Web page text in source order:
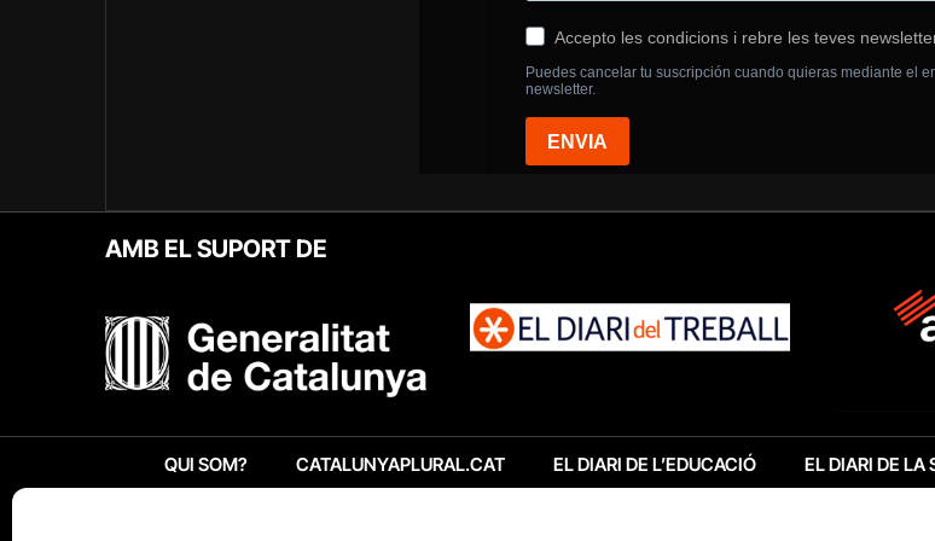
AMB EL SUPORT DE
QUI SOM? CATALUNYAPLURAL.CAT EL DIARI DE L’EDUCACIÓ EL DIARI DE LA